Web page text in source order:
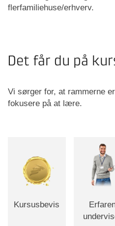
flerfamiliehuse/erhverv.
Det får du på
Vi sørger for, at rammerne
fokusere på at lære.
Kursusbevis